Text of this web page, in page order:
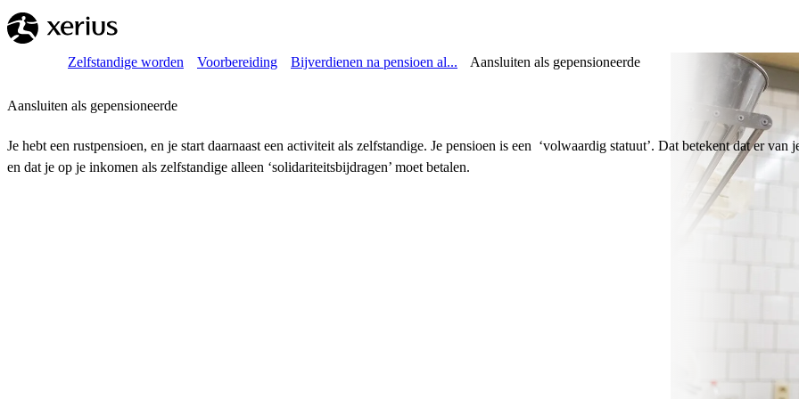
Overslaan naar de hoofdinhoud
Breadcrumb
HomeZelfstandige worden Voorbereiding Bijverdienen na pensioen al... Aansluiten als gepensioneerde
Aansluiten als gepensioneerde
Je hebt een rustpensioen, en je start daarnaast een activiteit als zelfstandige. Je pensioen is een ‘volwaardig statuut’. Dat betekent dat er
en dat je op je inkomen als zelfstandige alleen ‘solidariteitsbijdragen’ moet betalen.